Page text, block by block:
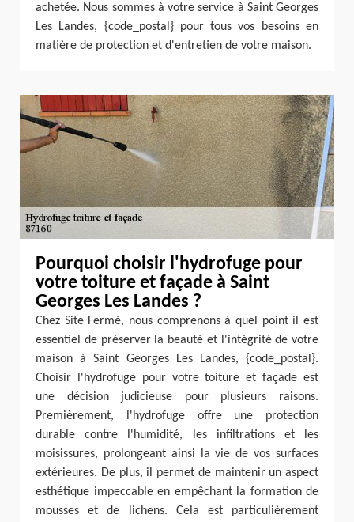
achetée. Nous sommes à votre service à Saint Georges
Les Landes, {code_postal} pour tous vos besoins en
matière de protection et d'entretien de votre maison.
Pourquoi choisir l'hydrofuge pour
votre toiture et façade à Saint
Georges Les Landes ?
Chez Site Fermé, nous comprenons à quel point il est
essentiel de préserver la beauté et l'intégrité de votre
maison à Saint Georges Les Landes, {code_postal}.
Choisir l'hydrofuge pour votre toiture et façade est
une décision judicieuse pour plusieurs raisons.
Premièrement, l'hydrofuge offre une protection
durable contre l'humidité, les infiltrations et les
moisissures, prolongeant ainsi la vie de vos surfaces
extérieures. De plus, il permet de maintenir un aspect
esthétique impeccable en empêchant la formation de
mousses et de lichens. Cela est particulièrement